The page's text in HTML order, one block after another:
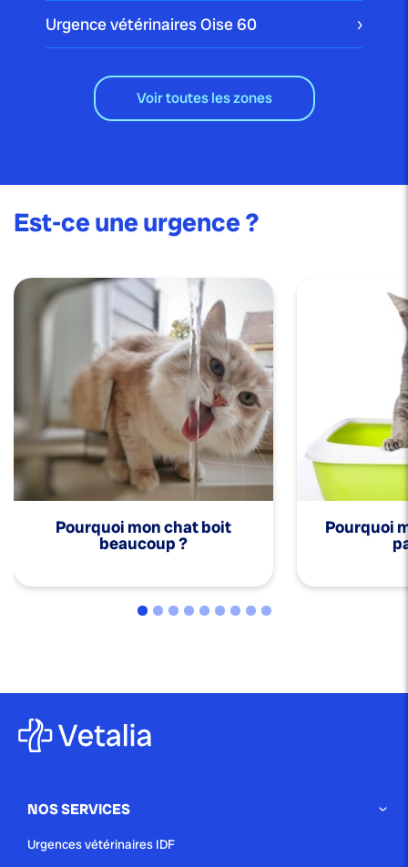
Urgence vétérinaires Oise60
Voir toutes les zones
Est-ce une urgence ?
Pourquoi mon chat boit
beaucoup ?
Pourquoi
NOS SERVICES
Urgences vétérinaires IDF